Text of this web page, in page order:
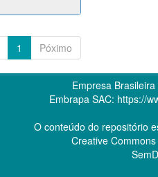
1 Póximo
Empresa
Embrapa SAC: https://
O conteúdo do repositório
Creative Commons